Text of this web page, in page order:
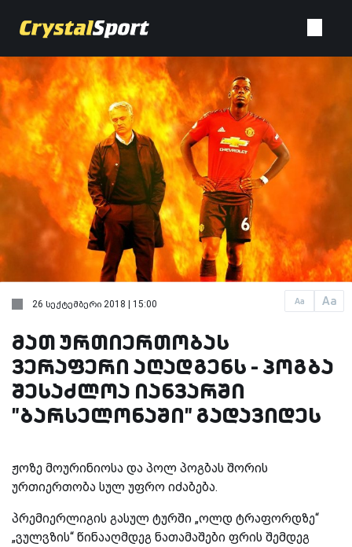
Aa Aa
26 სექტემბერი 2018 | 15:00
მათ ურთიერთობას
ვერაფერი აღადგენს - პოგბა
შესაძლოა იანვარში
"ბარსელონაში" გადავიდეს
ჟოზე მოურინიოსა და პოლ პოგბას შორის
ურთიერთობა სულ უფრო იძაბება.
პრემიერლიგის გასულ ტურში „ოლდ ტრაფორდზე“
„ვულვზის“ წინააღმდეგ ნათამაშები ფრის შემდეგ